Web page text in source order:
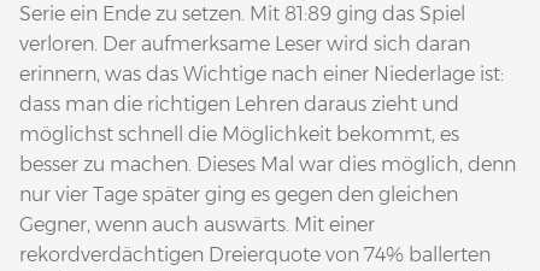
Serie ein Ende zu setzen. Mit 81:89 ging das Spiel
verloren. Der aufmerksame Leser wird sich daran
erinnern, was das Wichtige nach einer Niederlage ist:
dass man die richtigen Lehren daraus zieht und
möglichst schnell die Möglichkeit bekommt, es
besser zu machen. Dieses Mal war dies möglich, denn
nur vier Tage später ging es gegen den gleichen
Gegner, wenn auch auswärts. Mit einer
rekordverdächtigen Dreierquote von 74% ballerten